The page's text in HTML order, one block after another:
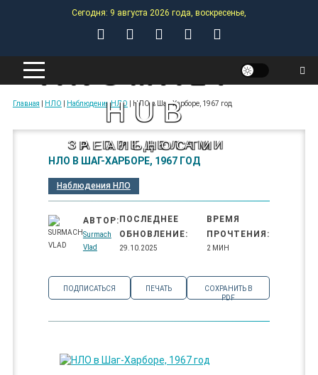
Сегодня: 9 августа 2026 года, воскресенье,
ANOMALY-
HUB
ЗА ПРЕДЕЛАМИ РЕАЛЬНОСТИ
Главная НЛО Наблюдения НЛО НЛО в Шаг-Харборе, 1967 год
НЛО В ШАГ-ХАРБОРЕ, 1967 ГОД
Наблюдения НЛО
АВТОР:
Surmach
Vlad
ПОСЛЕДНЕЕ
ОБНОВЛЕНИЕ:
29.10.2025
ВРЕМЯ
ПРОЧТЕНИЯ:
2 МИН
ПОДПИСАТЬСЯ ПЕЧАТЬ
СОХРАНИТЬ В
PDF